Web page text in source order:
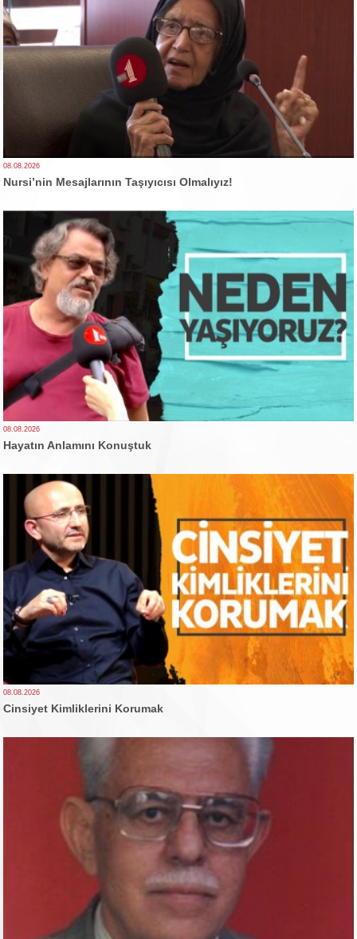
08.08.2026
Nursi’nin Mesajlarının Taşıyıcısı Olmalıyız!
08.08.2026
Hayatın Anlamını Konuştuk
08.08.2026
Cinsiyet Kimliklerini Korumak